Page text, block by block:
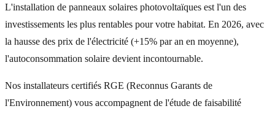
L'installation de panneaux solaires photovoltaïques est l'un des
investissements les plus rentables pour votre habitat. En 2026, avec
la hausse des prix de l'électricité (+15% par an en moyenne),
l'autoconsommation solaire devient incontournable.
Nos installateurs certifiés RGE (Reconnus Garants de
l'Environnement) vous accompagnent de l'étude de faisabilité